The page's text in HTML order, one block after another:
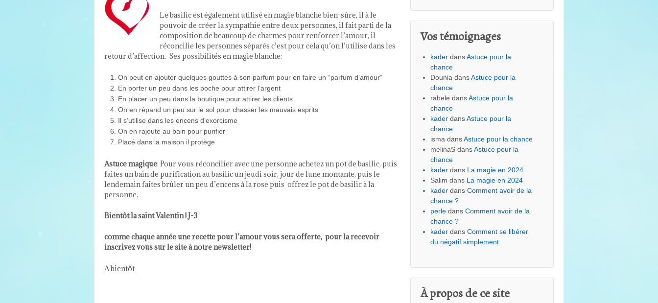
Le basilic est également utilisé en magie blanche bien-sûre, il à le
pouvoir de créer la sympathie entre deux personnes, il fait parti de la
composition de beaucoup de charmes pour renforcer l’amour, il
réconcilie les personnes séparés c’est pour cela qu’on l’utilise dans les
retour d’affection. Ses possibilités en magie blanche:
On peut en ajouter quelques gouttes à son parfum pour en faire un “parfum d’amour”
En porter un peu dans les poche pour attirer l’argent
En placer un peu dans la boutique pour attirer les clients
On en répand un peu sur le sol pour chasser les mauvais esprits
Il s’utilise dans les encens d’exorcisme
On en rajoute au bain pour purifier
Placé dans la maison il protège
Astuce magique: Pour vous réconcilier avec une personne achetez un pot de basilic, puis
faites un bain de purification au basilic un jeudi soir, jour de lune montante, puis le
lendemain faites brûler un peu d’encens à la rose puis offrez le pot de basilic à la
personne.
Bientôt la saint Valentin ! J-3
comme chaque année une recette pour l’amour vous sera offerte, pour la recevoir
inscrivez vous sur le site à notre newsletter!
A bientôt
Vos témoignages
kader dansAstuce pour la
chance
Dounia dansAstuce pour la
chance
rabele dansAstuce pour la
chance
kader dansAstuce pour la
chance
isma dansAstuce pour la chance
melinaS dansAstuce pour la
chance
kader dans La magie en 2024
Salim dans La magie en 2024
kader dansComment avoir de la
chance ?
perle dansComment avoir de la
chance ?
kader dansComment se libérer
du négatif simplement
À propos de ce site